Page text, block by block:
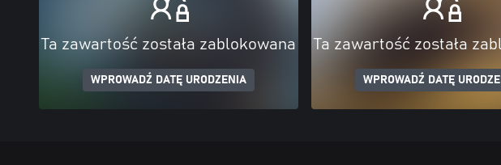
Ta zawartość została zablokowana
WPROWADŹ DATĘ URODZENIA
Ta zawartość została
WPROWADŹ DATĘ